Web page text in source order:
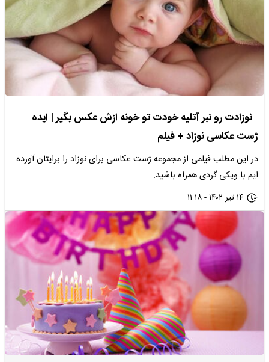
نوزادت رو نبر آتلیه خودت تو خونه ازش عکس بگیر | ایده
ژست عکاسی نوزاد + فیلم
در این مطلب فیلمی از مجموعه ژست عکاسی برای نوزاد را برایتان آورده
ایم با ویکی گردی همراه باشید.
۱۴ تیر ۱۴۰۲ - ۱۱:۱۸